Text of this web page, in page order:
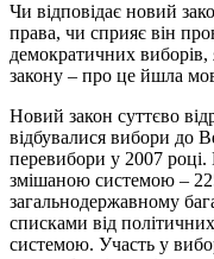
Чи відповідає новий
права, чи сприяє він
демократичних виборів,
закону – про це йшла
Новий закон суттєво
відбувалися вибори до
перевибори у 2007
змішаною системою –
загальнодержавному
списками від
системою. Участь у